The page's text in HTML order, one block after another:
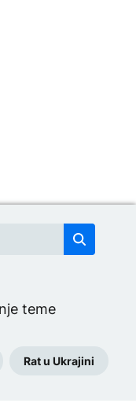
teme
Rat u Ukrajini